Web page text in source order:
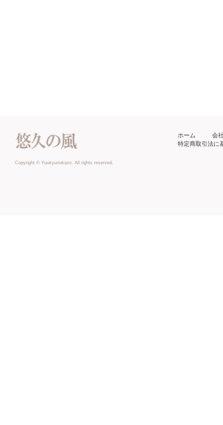
ホーム
会
特定商取引法に
Copyright © Yuukyunokaze. All rights reserved.